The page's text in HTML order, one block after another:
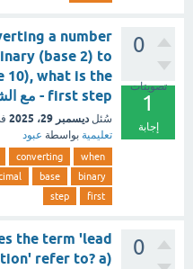
0
تصويتات
1
إجابة
a number
(base 2) to
10), what is the
first step - مع الشرح
سُئل ديسمبر 29، 2025
تعليمية بواسطة عبود
when
converting
binary
base
first
step
0
the term 'lead
refer to? a)